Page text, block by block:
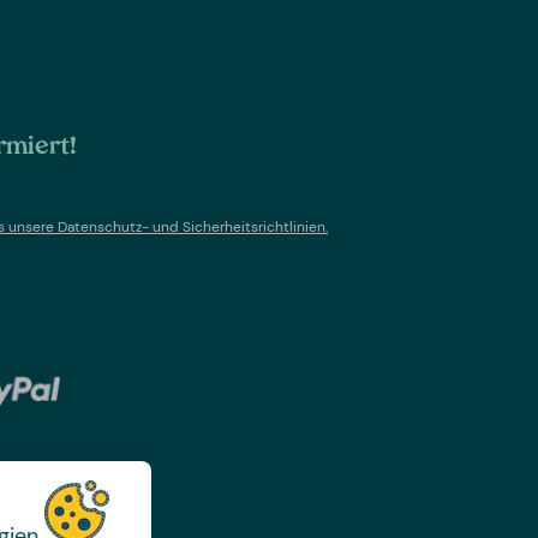
unsere Datenschutz- und Sicherheitsrichtlinien.